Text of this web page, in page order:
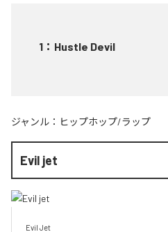
1 ： Hustle Devil
ジャンル： ヒップホップ/ラップ
Evil jet
Evil Jet